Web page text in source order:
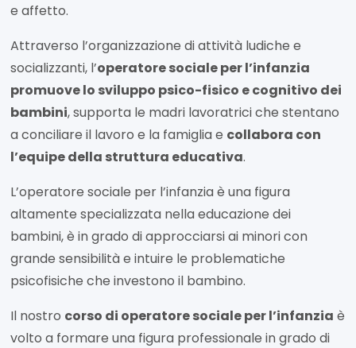
e affetto.
Attraverso l’organizzazione di attività ludiche e
socializzanti, l’operatore sociale per l’infanzia
promuove lo sviluppo psico-fisico e cognitivo dei
bambini, supporta le madri lavoratrici che stentano
a conciliare il lavoro e la famiglia e collabora con
l’equipe della struttura educativa.
L’operatore sociale per l’infanzia è una figura
altamente specializzata nella educazione dei
bambini, è in grado di approcciarsi ai minori con
grande sensibilità e intuire le problematiche
psicofisiche che investono il bambino.
Il nostro corso di operatore sociale per l’infanzia è
volto a formare una figura professionale in grado di